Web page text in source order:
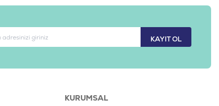
KAYIT OL
KURUMSAL